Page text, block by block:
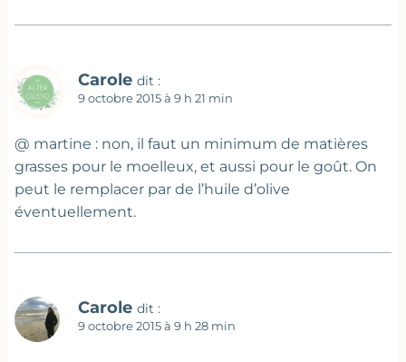
Carole dit :
9 octobre 2015 à 9 h 21 min
@ martine : non, il faut un minimum de matières
grasses pour le moelleux, et aussi pour le goût. On
peut le remplacer par de l’huile d’olive
éventuellement.
Carole dit :
9 octobre 2015 à 9 h 28 min